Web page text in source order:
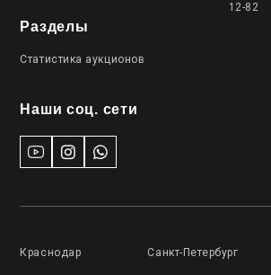
Разделы
Статистика аукционов
Наши соц. сети
12-82
Краснодар Санкт-Петербург